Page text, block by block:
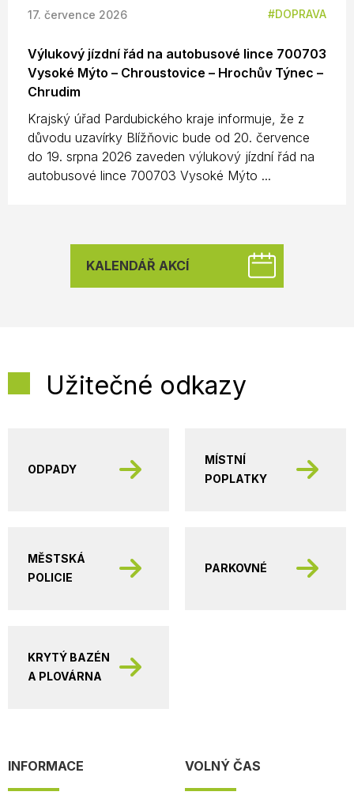
17. července 2026 DOPRAVA
Výlukový jízdní řád na autobusové lince 700703
Vysoké Mýto – Chroustovice – Hrochův Týnec –
Chrudim
Krajský úřad Pardubického kraje informuje, že z
důvodu uzavírky Blížňovic bude od 20. července
do 19. srpna 2026 zaveden výlukový jízdní řád na
autobusové lince 700703 Vysoké Mýto ...
KALENDÁŘ AKCÍ
Užitečné odkazy
ODPADY
MÍSTNÍ
POPLATKY
MĚSTSKÁ
POLICIE
PARKOVNÉ
KRYTÝ BAZÉN
A PLOVÁRNA
INFORMACE VOLNÝ ČAS